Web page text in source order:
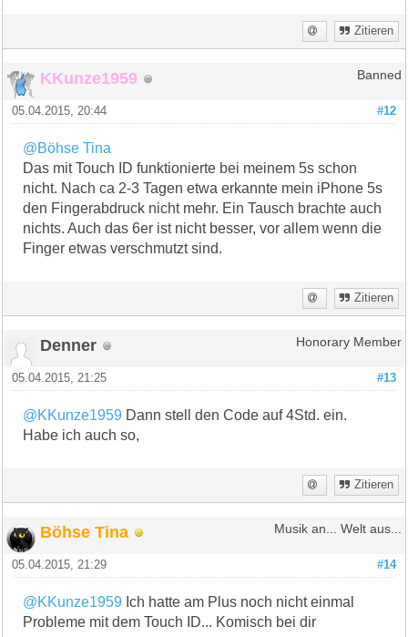
Zitieren
KKunze1959 Banned
#12
05.04.2015, 20:44
@Böhse Tina
Das mit Touch ID funktionierte bei meinem 5s schon
nicht. Nach ca 2-3 Tagen etwa erkannte mein iPhone 5s
den Fingerabdruck nicht mehr. Ein Tausch brachte auch
nichts. Auch das 6er ist nicht besser, vor allem wenn die
Finger etwas verschmutzt sind.
Zitieren
Denner Honorary Member
#13
05.04.2015, 21:25
@KKunze1959 Dann stell den Code auf 4Std. ein.
Habe ich auch so,
Zitieren
Böhse Tina Musik an... Welt aus...
#14
05.04.2015, 21:29
@KKunze1959 Ich hatte am Plus noch nicht einmal
Probleme mit dem Touch ID... Komisch bei dir